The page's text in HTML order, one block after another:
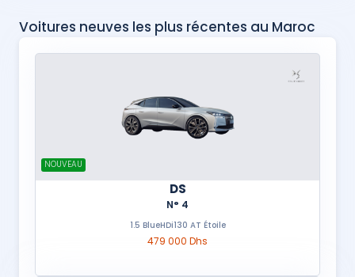
Voitures neuves les plus récentes au Maroc
NOUVEAU
DS
N° 4
1.5 BlueHDi130 AT Étoile
479 000 Dhs